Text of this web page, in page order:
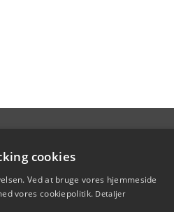
cookies
Ved at bruge vores hjemmeside
vores cookiepolitik. Detaljer